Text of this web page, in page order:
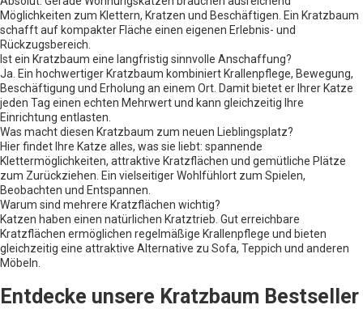
Möglichkeiten zum Klettern, Kratzen und Beschäftigen. Ein Kratzbaum
schafft auf kompakter Fläche einen eigenen Erlebnis- und
Rückzugsbereich.
Ist ein Kratzbaum eine langfristig sinnvolle Anschaffung?
Ja. Ein hochwertiger Kratzbaum kombiniert Krallenpflege, Bewegung,
Beschäftigung und Erholung an einem Ort. Damit bietet er Ihrer Katze
jeden Tag einen echten Mehrwert und kann gleichzeitig Ihre
Einrichtung entlasten.
Was macht diesen Kratzbaum zum neuen Lieblingsplatz?
Hier findet Ihre Katze alles, was sie liebt: spannende
Klettermöglichkeiten, attraktive Kratzflächen und gemütliche Plätze
zum Zurückziehen. Ein vielseitiger Wohlfühlort zum Spielen,
Beobachten und Entspannen.
Warum sind mehrere Kratzflächen wichtig?
Katzen haben einen natürlichen Kratztrieb. Gut erreichbare
Kratzflächen ermöglichen regelmäßige Krallenpflege und bieten
gleichzeitig eine attraktive Alternative zu Sofa, Teppich und anderen
Möbeln.
Entdecke unsere Kratzbaum Bestseller